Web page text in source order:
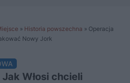
» Historia powszechna » Operacja
Nowy Jork
Włosi chcieli